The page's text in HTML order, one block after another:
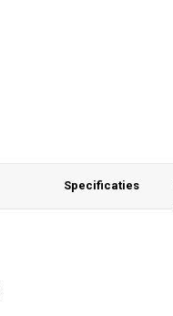
Specificaties